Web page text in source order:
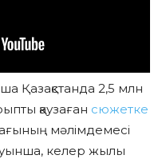
Қазақстанда 2,5 млн
қаузаған сюжетке
мәлімдемесі
келер жылы